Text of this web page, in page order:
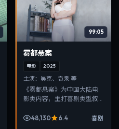
99:05
雾都悬案
电影 2025
主演： 吴京、袁泉 等
《雾都悬案》为中国大陆电
影类内容，主打喜剧类型叙
适合移动端与电视端随时在
48,130 6.4 喜剧